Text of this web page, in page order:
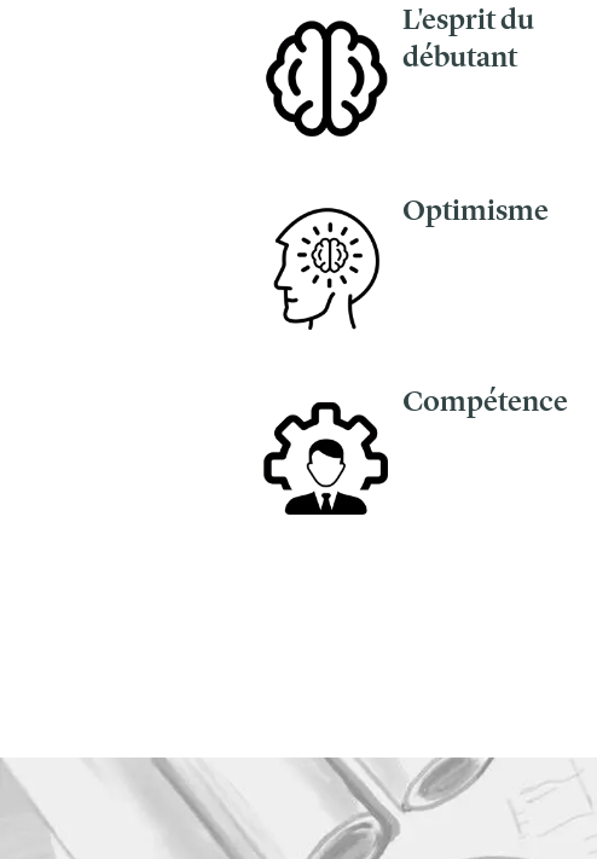
L'esprit du
débutant
Optimisme
Compétence